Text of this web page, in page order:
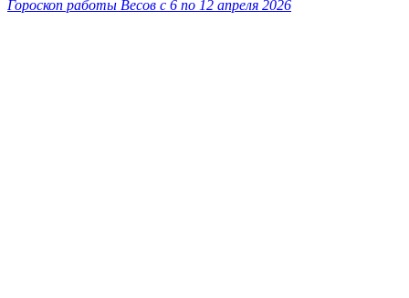
Гороскоп работы Весов с 6 по 12 апреля 2026